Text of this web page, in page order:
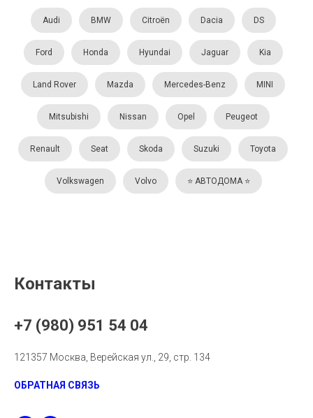
Audi BMW Citroën Dacia DS
Ford Honda Hyundai Jaguar Kia
Land Rover Mazda Mercedes-Benz MINI
Mitsubishi Nissan Opel Peugeot
Renault Seat Skoda Suzuki Toyota
Volkswagen Volvo ⭐️ АВТОДОМА ⭐️
Контакты
+7 (980) 951 54 04
121357 Москва, Верейская ул., 29, стр. 134
ОБРАТНАЯ СВЯЗЬ